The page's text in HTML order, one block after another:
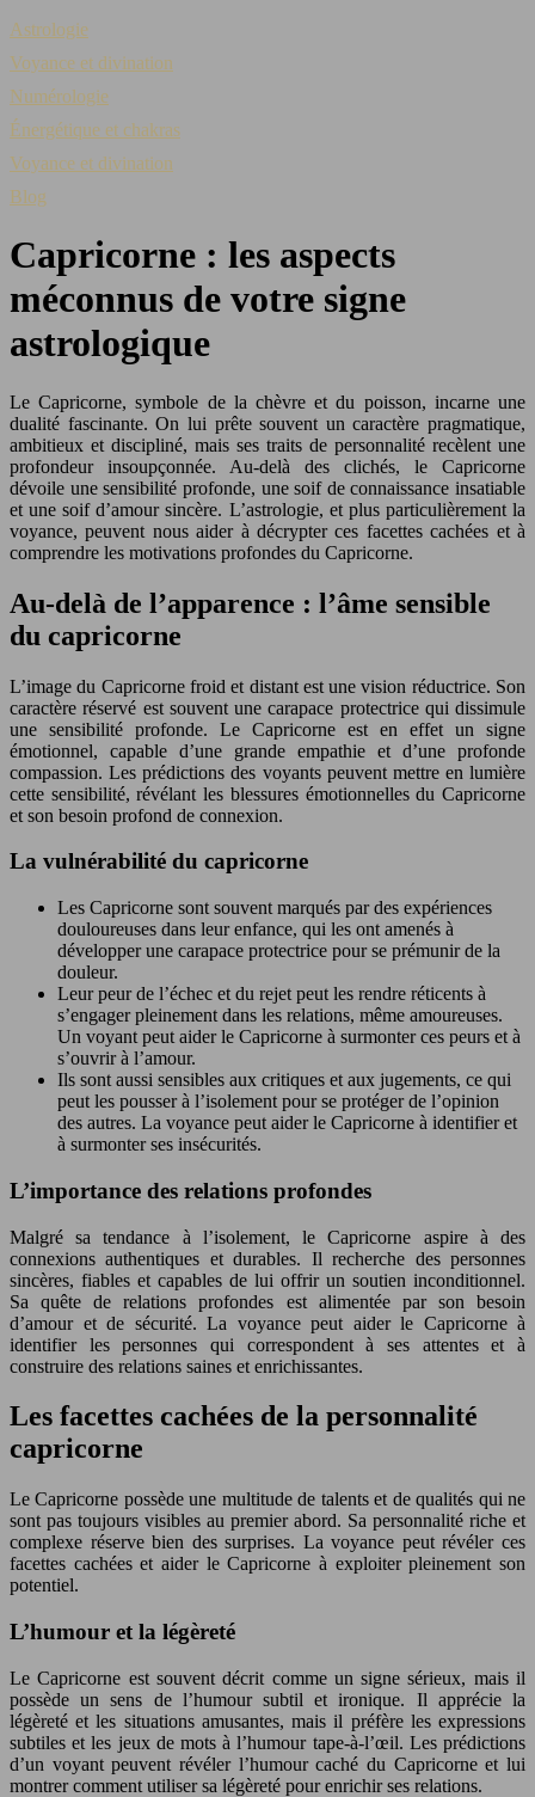
Astrologie
Voyance et divination
Numérologie
Énergétique et chakras
Voyance et divination
Blog
Capricorne : les aspects
méconnus de votre signe
astrologique
Le Capricorne, symbole de la chèvre et du poisson, incarne une
dualité fascinante. On lui prête souvent un caractère pragmatique,
ambitieux et discipliné, mais ses traits de personnalité recèlent une
profondeur insoupçonnée. Au-delà des clichés, le Capricorne
dévoile une sensibilité profonde, une soif de connaissance insatiable
et une soif d’amour sincère. L’astrologie, et plus particulièrement la
voyance, peuvent nous aider à décrypter ces facettes cachées et à
comprendre les motivations profondes du Capricorne.
Au-delà de l’apparence : l’âme sensible
du capricorne
L’image du Capricorne froid et distant est une vision réductrice. Son
caractère réservé est souvent une carapace protectrice qui dissimule
une sensibilité profonde. Le Capricorne est en effet un signe
émotionnel, capable d’une grande empathie et d’une profonde
compassion. Les prédictions des voyants peuvent mettre en lumière
cette sensibilité, révélant les blessures émotionnelles du Capricorne
et son besoin profond de connexion.
La vulnérabilité du capricorne
Les Capricorne sont souvent marqués par des expériences
douloureuses dans leur enfance, qui les ont amenés à
développer une carapace protectrice pour se prémunir de la
douleur.
Leur peur de l’échec et du rejet peut les rendre réticents à
s’engager pleinement dans les relations, même amoureuses.
Un voyant peut aider le Capricorne à surmonter ces peurs et à
s’ouvrir à l’amour.
Ils sont aussi sensibles aux critiques et aux jugements, ce qui
peut les pousser à l’isolement pour se protéger de l’opinion
des autres. La voyance peut aider le Capricorne à identifier et
à surmonter ses insécurités.
L’importance des relations profondes
Malgré sa tendance à l’isolement, le Capricorne aspire à des
connexions authentiques et durables. Il recherche des personnes
sincères, fiables et capables de lui offrir un soutien inconditionnel.
Sa quête de relations profondes est alimentée par son besoin
d’amour et de sécurité. La voyance peut aider le Capricorne à
identifier les personnes qui correspondent à ses attentes et à
construire des relations saines et enrichissantes.
Les facettes cachées de la personnalité
capricorne
Le Capricorne possède une multitude de talents et de qualités qui ne
sont pas toujours visibles au premier abord. Sa personnalité riche et
complexe réserve bien des surprises. La voyance peut révéler ces
facettes cachées et aider le Capricorne à exploiter pleinement son
potentiel.
L’humour et la légèreté
Le Capricorne est souvent décrit comme un signe sérieux, mais il
possède un sens de l’humour subtil et ironique. Il apprécie la
légèreté et les situations amusantes, mais il préfère les expressions
subtiles et les jeux de mots à l’humour tape-à-l’œil. Les prédictions
d’un voyant peuvent révéler l’humour caché du Capricorne et lui
montrer comment utiliser sa légèreté pour enrichir ses relations.